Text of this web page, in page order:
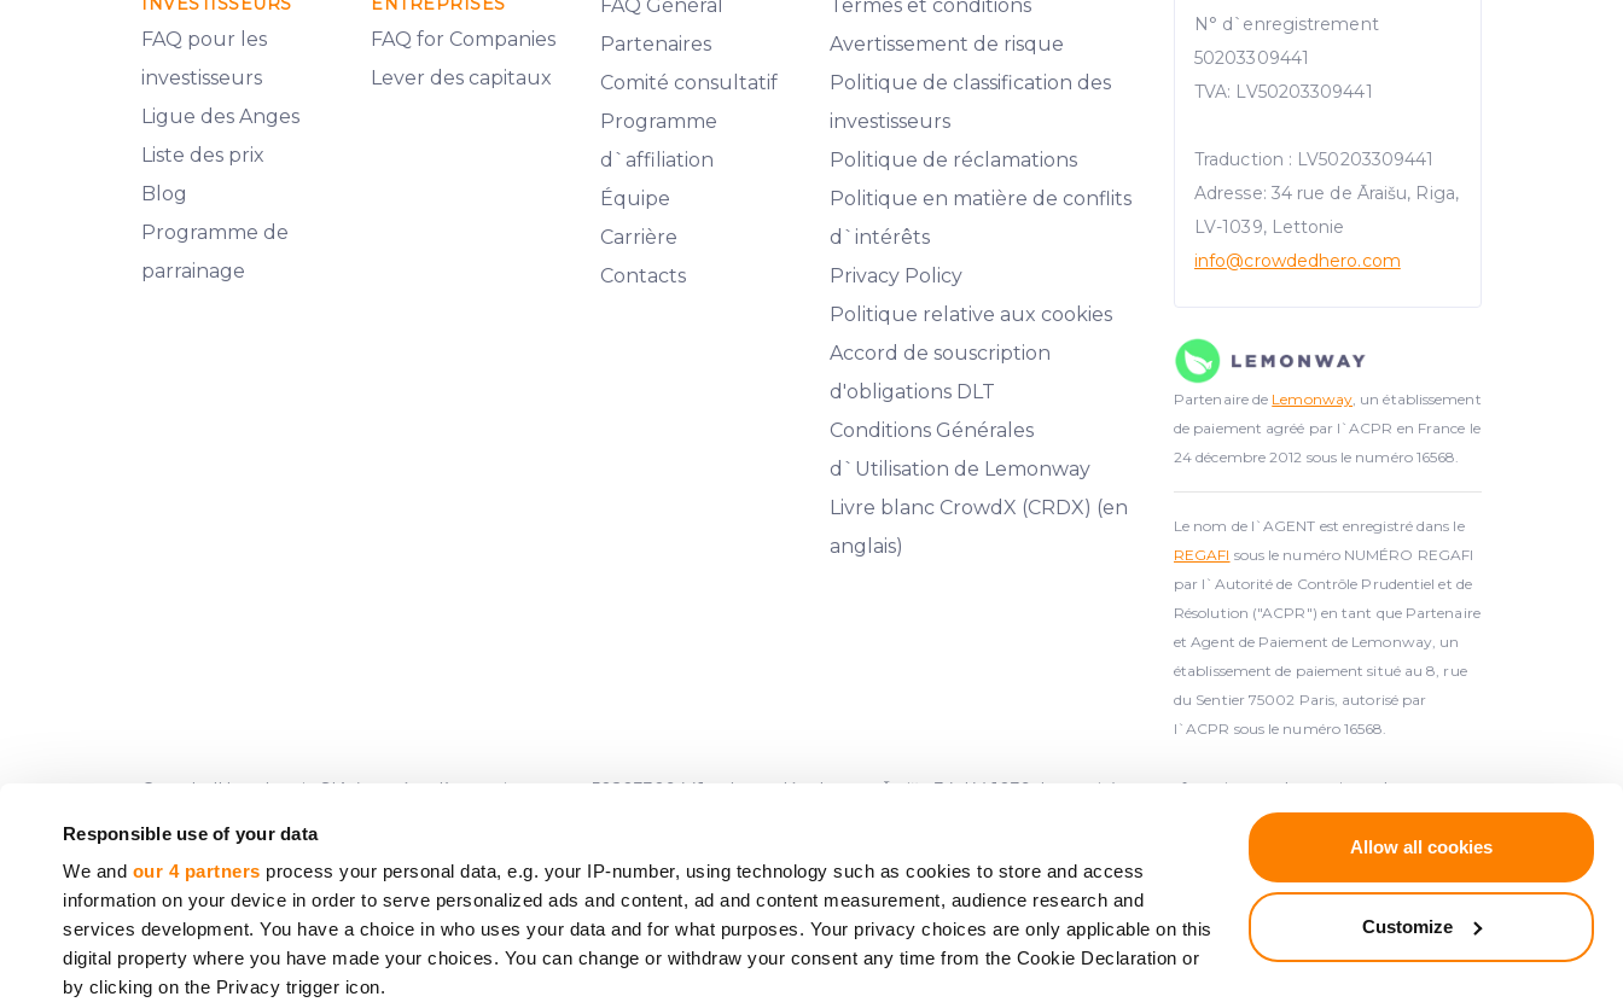
Responsible use of your data
We and our 4 partners process your personal data, e.g. your IP-number, using technology such as cookies to store and access
information on your device in order to serve personalized ads and content, ad and content measurement, audience research and
services development. You have a choice in who uses your data and for what purposes. Your privacy choices are only applicable on this
digital property where you have made your choices. You can change or withdraw your consent any time from the Cookie Declaration or
by clicking on the Privacy trigger icon.
Allow all cookies
Customize
FAQ pour les
investisseurs
Ligue des Anges
Liste des prix
Blog
Programme de
parrainage
FAQ for Companies
Lever des capitaux
FAQ Général
Partenaires
Comité consultatif
Programme
d`affiliation
Équipe
Carrière
Contacts
Termes et conditions
Avertissement de risque
Politique de classification des
investisseurs
Politique de réclamations
Politique en matière de conflits
d`intérêts
Privacy Policy
Politique relative aux cookies
Accord de souscription
d'obligations DLT
Conditions Générales
d`Utilisation de Lemonway
Livre blanc CrowdX (CRDX) (en
anglais)
N° d`enregistrement
50203309441
TVA: LV50203309441
Traduction : LV50203309441
Adresse: 34 rue de Āraišu, Riga,
LV-1039, Lettonie
info@crowdedhero.com
Partenaire de Lemonway, un établissement
de paiement agréé par l`ACPR en France le
24 décembre 2012 sous le numéro 16568.
Le nom de l`AGENT est enregistré dans le
REGAFI sous le numéro NUMÉRO REGAFI
par l`Autorité de Contrôle Prudentiel et de
Résolution ("ACPR") en tant que Partenaire
et Agent de Paiement de Lemonway, un
établissement de paiement situé au 8, rue
du Sentier 75002 Paris, autorisé par
l`ACPR sous le numéro 16568.
CrowdedHero Latvia SIA (numéro d`enregistrement 50203309441, adresse légale : rue Āraišu 34, LV-1039, Lettonie) est un fournisseur de services de
financement participatif agréé (
, émis le 16.08.2022), et est supervisé par la Banque de Lettonie (Latvijas Banka,
Les services fournis par CrowdedHero ne sont pas couverts par les systèmes de garantie des dépôts établis conformément à la Directive 2014/49/UE du
Parlement européen et du Conseil*. Votre investissement n`est pas non plus couvert par les systèmes d`indemnisation des investisseurs établis
conformément à la Directive 97/9/CE du Parlement européen et du Conseil**.